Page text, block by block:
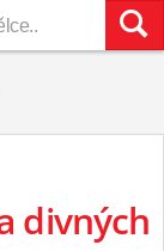
divných